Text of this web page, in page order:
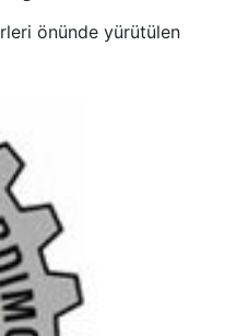
önünde yürütülen